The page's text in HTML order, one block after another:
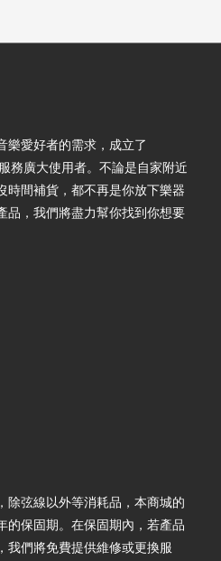
樂愛好者的需求，成立了
務廣大使用者。不論是自家附近
時間補貨，都不再是你放下樂器
品，我們將盡力幫你找到你想要
除弦線以外等消耗品，本商城的
的保固期。在保固期內，若產品
我們將免費提供維修或更換服